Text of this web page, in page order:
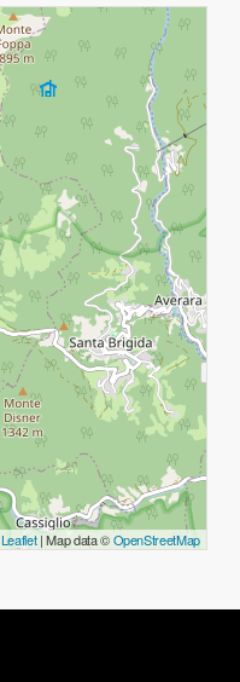
Leaflet| Map data ©OpenStreetMap